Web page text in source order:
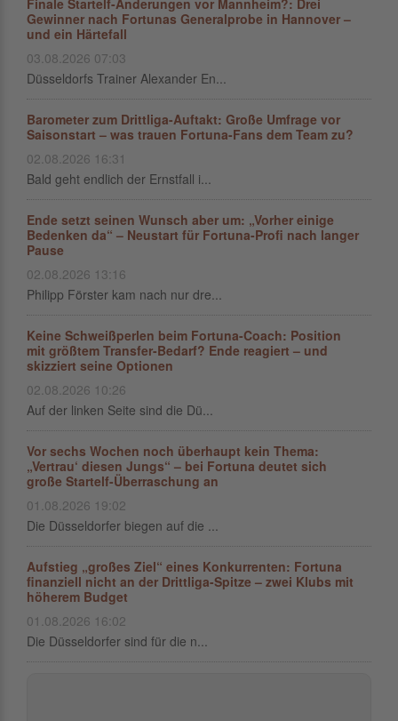
Finale Startelf-Änderungen vor Mannheim?: Drei
Gewinner nach Fortunas Generalprobe in Hannover –
und ein Härtefall
03.08.2026 07:03
Düsseldorfs Trainer Alexander En...
Barometer zum Drittliga-Auftakt: Große Umfrage vor
Saisonstart – was trauen Fortuna-Fans dem Team zu?
02.08.2026 16:31
Bald geht endlich der Ernstfall i...
Ende setzt seinen Wunsch aber um: „Vorher einige
Bedenken da“ – Neustart für Fortuna-Profi nach langer
Pause
02.08.2026 13:16
Philipp Förster kam nach nur dre...
Keine Schweißperlen beim Fortuna-Coach: Position
mit größtem Transfer-Bedarf? Ende reagiert – und
skizziert seine Optionen
02.08.2026 10:26
Auf der linken Seite sind die Dü...
Vor sechs Wochen noch überhaupt kein Thema:
„Vertrau‘ diesen Jungs“ – bei Fortuna deutet sich
große Startelf-Überraschung an
01.08.2026 19:02
Die Düsseldorfer biegen auf die ...
Aufstieg „großes Ziel“ eines Konkurrenten: Fortuna
finanziell nicht an der Drittliga-Spitze – zwei Klubs mit
höherem Budget
01.08.2026 16:02
Die Düsseldorfer sind für die n...